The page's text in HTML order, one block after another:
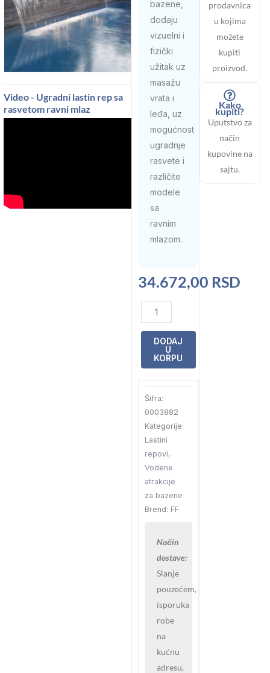
Video - Ugradni lastin rep sa
rasvetom ravni mlaz
bazene,
dodaju
vizuelni i
fizički
užitak uz
masažu
vrata i
leđa, uz
mogućnost
ugradnje
rasvete i
različite
modele
sa
ravnim
mlazom.
34.672,00 RSD
Ugradni
lastin
rep
rasvetom
mlaz
600-
150
RGB
količina
DODAJ
U
KORPU
Šifra:
0003882
Kategorije:
Lastini
repovi,
Vodene
atrakcije
za bazene
Brend: FF
Način
dostave:
Slanje
pouzećem,
isporuka
robe
na
kućnu
adresu,
prodavnica
u kojima
možete
kupiti
proizvod.
Kako
kupiti?
Uputstvo za
način
kupovine na
sajtu.